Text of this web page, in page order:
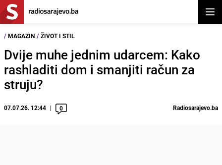
/ MAGAZIN / ŽIVOT I STIL
Dvije muhe jednim udarcem: Kako
rashladiti dom i smanjiti račun za
struju?
07.07.26. 12:44 0 Radiosarajevo.ba